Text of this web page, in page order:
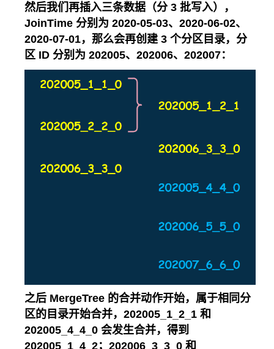
然后我们再插入三条数据（分 3 批写入），
JoinTime 分别为 2020-05-03、2020-06-02、
2020-07-01，那么会再创建 3 个分区目录，分
区 ID 分别为 202005、202006、202007：
之后 MergeTree 的合并动作开始，属于相同分
区的目录开始合并，202005_1_2_1 和
202005_4_4_0 会发生合并，得到
202005_1_4_2；202006_3_3_0 和